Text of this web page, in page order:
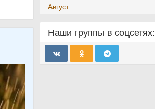
Август
Наши группы в соцсетях: